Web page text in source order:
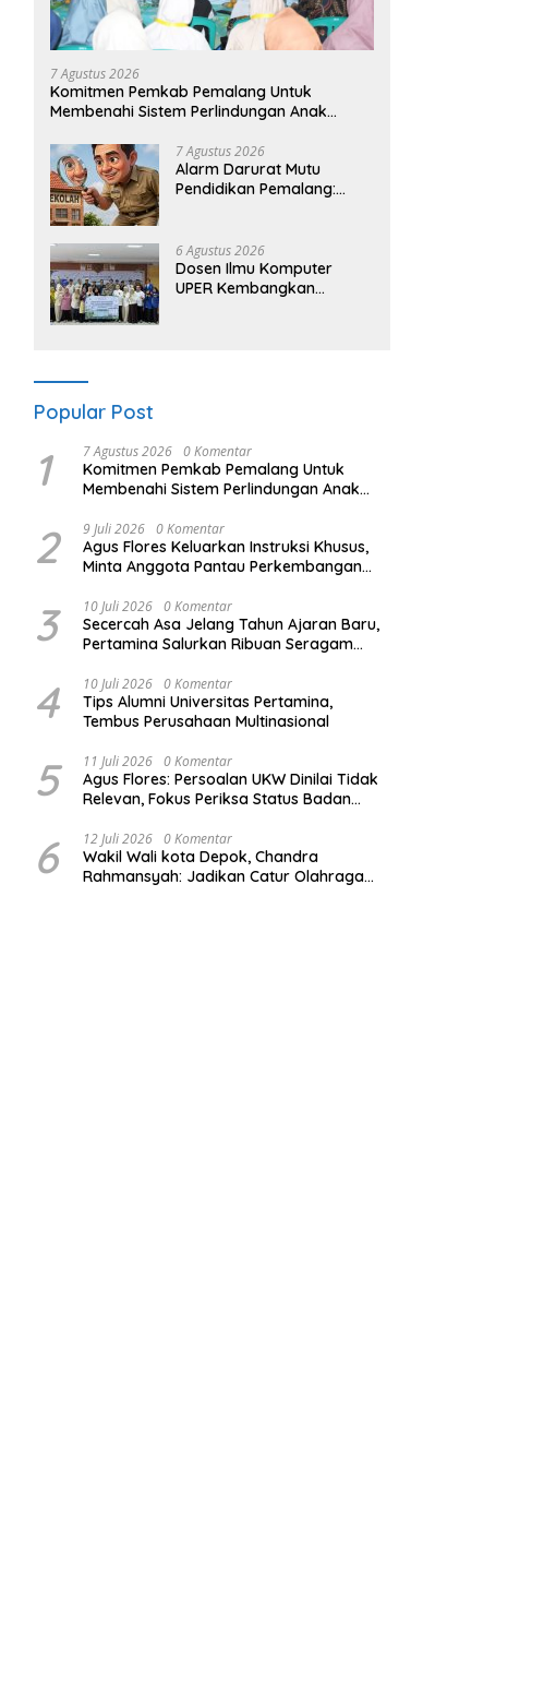
7 Agustus 2026
Komitmen Pemkab Pemalang Untuk
Membenahi Sistem Perlindungan Anak
7 Agustus 2026
Alarm Darurat Mutu
Pendidikan Pemalang:
6 Agustus 2026
Dosen Ilmu Komputer
UPER Kembangkan
Popular Post
1 7 Agustus 2026 0 Komentar
Komitmen Pemkab Pemalang Untuk
Membenahi Sistem Perlindungan Anak
2 9 Juli 2026 0 Komentar
Agus Flores Keluarkan Instruksi Khusus,
Minta Anggota Pantau Perkembangan
3 10 Juli 2026 0 Komentar
Secercah Asa Jelang Tahun Ajaran Baru,
Pertamina Salurkan Ribuan Seragam
4 10 Juli 2026 0 Komentar
Tips Alumni Universitas Pertamina,
Tembus Perusahaan Multinasional
5 11 Juli 2026 0 Komentar
Agus Flores: Persoalan UKW Dinilai Tidak
Relevan, Fokus Periksa Status Badan
6 12 Juli 2026 0 Komentar
Wakil Wali kota Depok, Chandra
Rahmansyah: Jadikan Catur Olahraga